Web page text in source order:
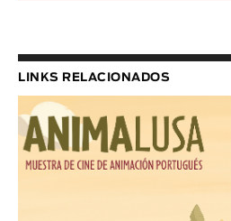
LINKS RELACIONADOS